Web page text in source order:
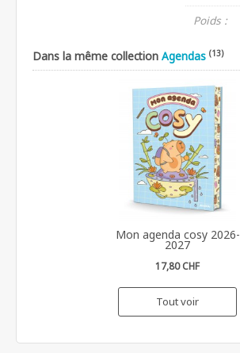
Poids :
Dans la même collection Agendas (13)
Mon agenda cosy 2026-
2027
17,80 CHF
Tout voir